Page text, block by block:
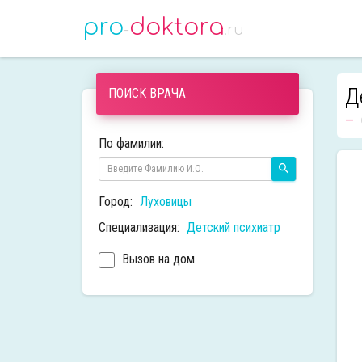
pro-doktora.ru
ПОИСК ВРАЧА
По фамилии:
Город: Луховицы
Специализация: Детский психиатр
Вызов на дом